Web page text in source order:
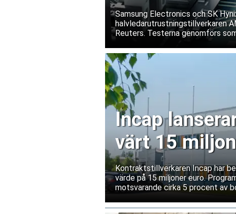
Samsung Electronics och SK
halvledarutrustningstillverkaren
Reuters. Testerna genomförs
bolagen tillbakavisar dock
Incap
värt 15
Kontraktstillverkaren Incap har
värde på 15 miljoner euro.
motsvarande cirka 5 procent av